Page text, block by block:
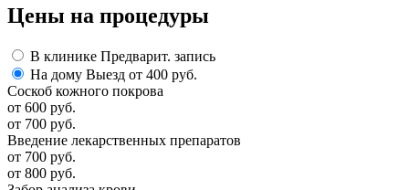
Цены на процедуры
В клинике Предварит. запись
На дому Выезд от 400 руб.
Соскоб кожного покрова
от 600 руб.
от 700 руб.
Введение лекарственных препаратов
от 700 руб.
от 800 руб.